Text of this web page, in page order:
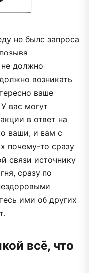
не было запроса
не должно
возникать
ваше
вас могут
в ответ на
ваши, и вам с
почему-то сразу
связи источнику
сразу по
ими об других
всё, что